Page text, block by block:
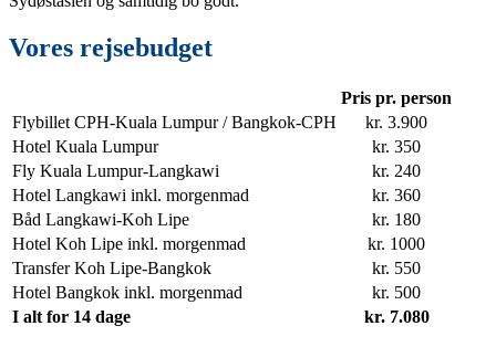
Vores rejsebudget
Pris pr. person
Flybillet CPH-Kuala Lumpur / Bangkok-CPH
kr. 3.900
Hotel Kuala Lumpur
kr. 350
Fly Kuala Lumpur-Langkawi
kr. 240
Hotel Langkawi inkl. morgenmad
kr. 360
Båd Langkawi-Koh Lipe
kr. 180
Hotel Koh Lipe inkl. morgenmad
kr. 1000
Transfer Koh Lipe-Bangkok
kr. 550
Hotel Bangkok inkl. morgenmad
kr. 500
I alt for 14 dage
kr. 7.080